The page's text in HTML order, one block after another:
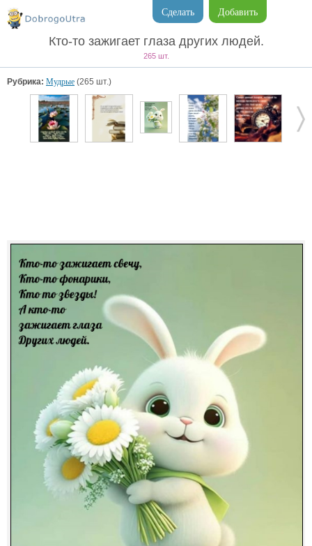
Добавить
Сделать
Кто-то зажигает глаза других людей.
265 шт.
Рубрика: Мудрые (265 шт.)